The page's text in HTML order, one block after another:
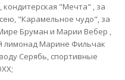
"Мечта" , за
"Карамельное чудо", за
Бруман и Марии Вебер ,
лимонад Марине Фильчак
Серябь, спортивные